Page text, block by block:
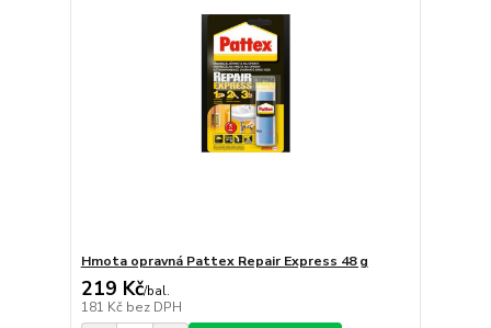
Hmota opravná Pattex Repair Express 48 g
219 Kč/bal.
181 Kč bez DPH